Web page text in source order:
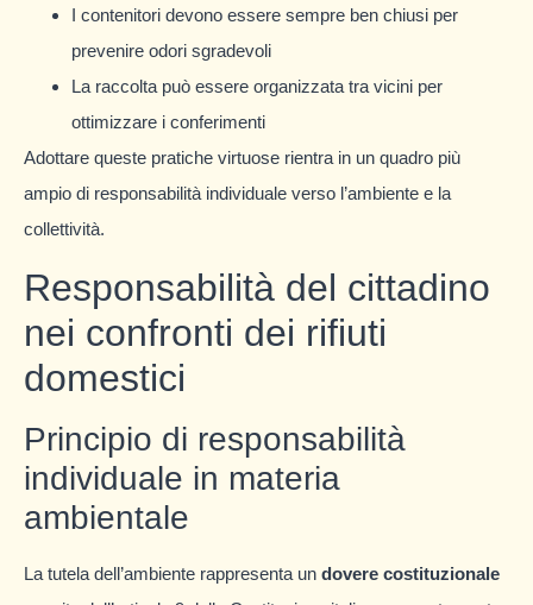
I contenitori devono essere sempre ben chiusi per
prevenire odori sgradevoli
La raccolta può essere organizzata tra vicini per
ottimizzare i conferimenti
Adottare queste pratiche virtuose rientra in un quadro più
ampio di responsabilità individuale verso l’ambiente e la
collettività.
Responsabilità del cittadino
nei confronti dei rifiuti
domestici
Principio di responsabilità
individuale in materia
ambientale
La tutela dell’ambiente rappresenta un dovere costituzionale